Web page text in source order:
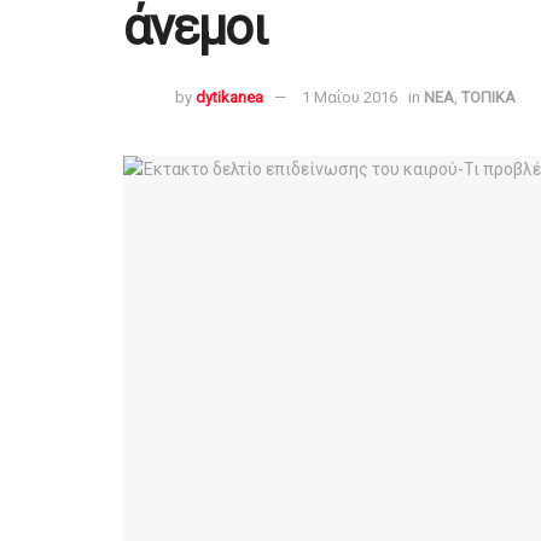
άνεμοι
by dytikanea 1 Μαΐου 2016 in ΝΕΑ ΤΟΠΙΚΑ